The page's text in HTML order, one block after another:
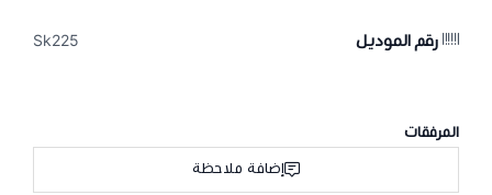
رقم الموديل Sk225
المرفقات
إضافة ملاحظة